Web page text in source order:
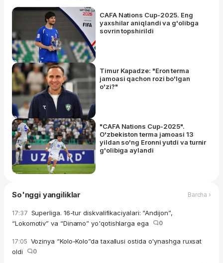
CAFA Nations Cup-2025. Eng
yaxshilar aniqlandi va g'olibga
sovrin topshirildi
Timur Kapadze: "Eron terma
jamoasi qachon rozi bo'lgan
o'zi?"
"CAFA Nations Cup-2025".
O'zbekiston terma jamoasi 13
yildan so'ng Eronni yutdi va turnir
g'olibiga aylandi
So'nggi yangiliklar Barcha ›
17:37 Superliga. 16-tur diskvalifikaciyalari: “Andijon”,
“Lokomotiv” va “Dinamo” yo'qotishlarga ega
0
17:05 Vozinya “Kolo-Kolo”da taxallusi ostida o'ynashga ruxsat
oldi
0